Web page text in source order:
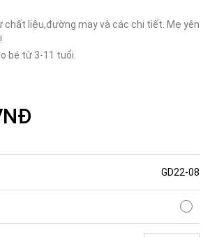
liệu,đường may và các chi tiết. Mẹ yên
bé từ 3-11 tuổi.
GD22-08